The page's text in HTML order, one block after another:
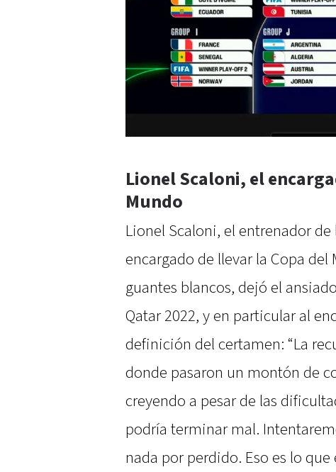
Lionel Scaloni, el
Mundo
Lionel Scaloni, el entrenador
encargado de llevar la Copa
guantes blancos, dejó el
Qatar 2022, y en particular al
definición del certamen: “La
donde pasaron un montón de
creyendo a pesar de las
podría terminar mal.
nada por perdido. Eso es lo